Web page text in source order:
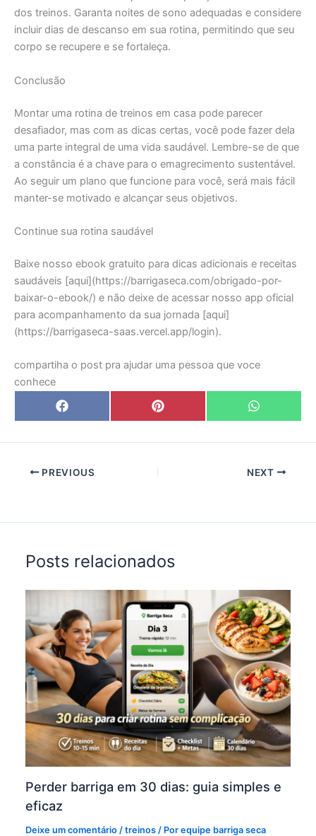
dos treinos. Garanta noites de sono adequadas e considere
incluir dias de descanso em sua rotina, permitindo que seu
corpo se recupere e se fortaleça.
Conclusão
Montar uma rotina de treinos em casa pode parecer
desafiador, mas com as dicas certas, você pode fazer dela
uma parte integral de uma vida saudável. Lembre-se de que
a constância é a chave para o emagrecimento sustentável.
Ao seguir um plano que funcione para você, será mais fácil
manter-se motivado e alcançar seus objetivos.
Continue sua rotina saudável
Baixe nosso ebook gratuito para dicas adicionais e receitas
saudáveis [aqui](https://barrigaseca.com/obrigado-por-
baixar-o-ebook/) e não deixe de acessar nosso app oficial
para acompanhamento da sua jornada [aqui]
(https://barrigaseca-saas.vercel.app/login).
compartiha o post pra ajudar uma pessoa que voce
conhece
Share
on
F
a
e
o
k
Share
on
P
i
t
Share
on
W
h
t
p
p
PREVIOUS NEXT
Posts relacionados
Perder barriga em 30 dias: guia simples e
eficaz
Deixe um comentário /treinos / Porequipe barriga seca